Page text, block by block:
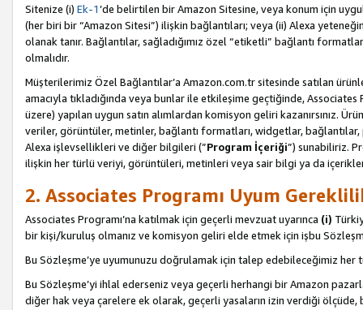
Sitenize (i) Ek-1’de belirtilen bir Amazon Sitesine, veya konum için
(her biri bir “Amazon Sitesi”) ilişkin bağlantıları; veya (ii) Alexa
olanak tanır. Bağlantılar, sağladığımız özel “etiketli” bağlantı
olmalıdır.
Müşterilerimiz Özel Bağlantılar’a Amazon.com.tr sitesinde satılan
amacıyla tıkladığında veya bunlar ile etkileşime geçtiğinde,
üzere) yapılan uygun satın alımlardan komisyon geliri kazanırsınız.
veriler, görüntüler, metinler, bağlantı formatları, widgetlar,
Alexa işlevsellikleri ve diğer bilgileri (”Program İçeriği”) sunabiliriz.
ilişkin her türlü veriyi, görüntüleri, metinleri veya sair bilgi ya da içerikleri
2. Associates Programı Uyum
Associates Programı’na katılmak için geçerli mevzuat uyarınca (i)
bir kişi/kuruluş olmanız ve komisyon geliri elde etmek için işbu
Bu Sözleşme’ye uyumunuzu doğrulamak için talep edebileceğimiz
Bu Sözleşme’yi ihlal ederseniz veya geçerli herhangi bir Amazon
diğer hak veya çarelere ek olarak, geçerli yasaların izin verdiği